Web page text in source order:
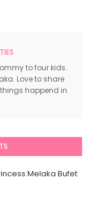
to four kids.
Love to share
happend in
Melaka Bufet